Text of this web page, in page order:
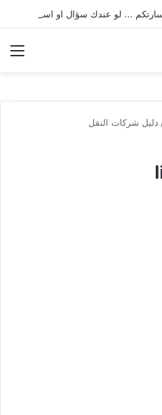
دليل شركات النقل